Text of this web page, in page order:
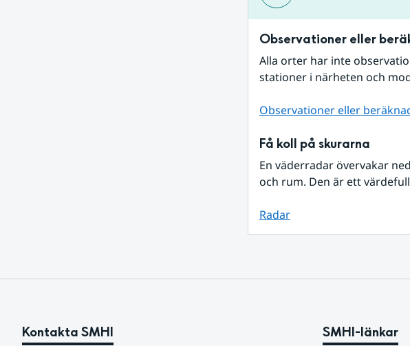
Observationer eller
Alla orter har inte
stationer i närheten och
Observationer eller
Få koll på skurarna
En väderradar övervakar
och rum. Den är ett
Radar
Kontakta SMHI SMHI-länkar